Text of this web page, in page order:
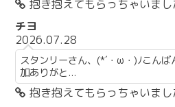
抱き抱えてもらっちゃいま
チヨ
2026.07.28
スタンリーさん、(*´・ω・)ﾉこん
加ありがと...
抱き抱えてもらっちゃいま